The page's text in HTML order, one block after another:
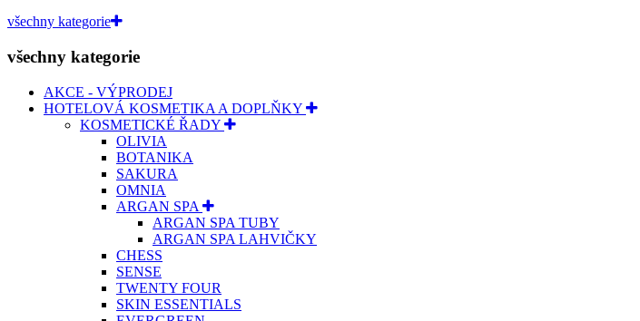
všechny kategorie
všechny kategorie
AKCE - VÝPRODEJ
HOTELOVÁ KOSMETIKA A DOPLŇKY
KOSMETICKÉ ŘADY
OLIVIA
BOTANIKA
SAKURA
OMNIA
ARGAN SPA
ARGAN SPA TUBY
ARGAN SPA LAHVIČKY
CHESS
SENSE
TWENTY FOUR
SKIN ESSENTIALS